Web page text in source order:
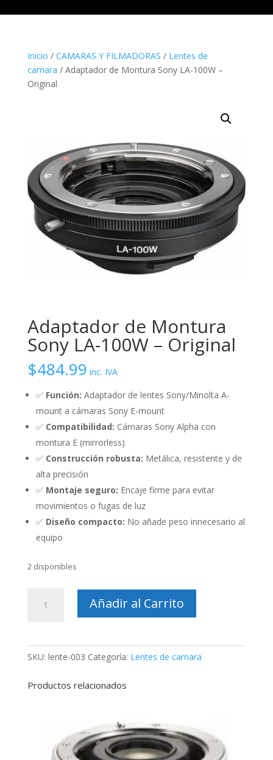
Inicio / CAMARAS Y FILMADORAS / Lentes de
camara / Adaptador de Montura Sony LA-100W –
Original
Adaptador de Montura
Sony LA-100W – Original
$484.99 inc. IVA
✅ Función: Adaptador de lentes Sony/Minolta A-
mount a cámaras Sony E-mount
✅ Compatibilidad: Cámaras Sony Alpha con
montura E (mirrorless)
✅ Construcción robusta: Metálica, resistente y de
alta precisión
✅ Montaje seguro: Encaje firme para evitar
movimientos o fugas de luz
✅ Diseño compacto: No añade peso innecesario al
equipo
2 disponibles
Añadir al Carrito
SKU: lente-003 Categoría: Lentes de camara
Productos relacionados